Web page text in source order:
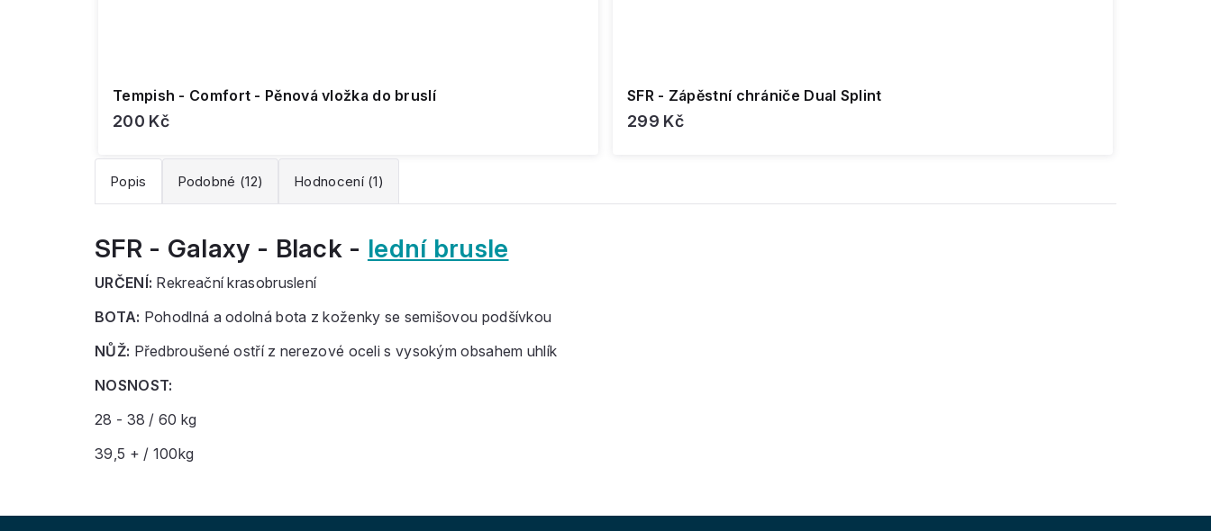
Tempish - Comfort - Pěnová vložka do bruslí
200 Kč
SFR - Zápěstní chrániče Dual Splint
299 Kč
Popis Podobné (12) Hodnocení (1)
SFR - Galaxy - Black - lední brusle
URČENÍ: Rekreační krasobruslení
BOTA: Pohodlná a odolná bota z koženky se semišovou podšívkou
NŮŽ: Předbroušené ostří z nerezové oceli s vysokým obsahem uhlík
NOSNOST:
28 - 38 / 60 kg
39,5 + / 100kg